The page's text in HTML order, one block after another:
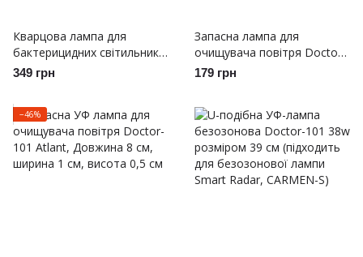
Кварцова лампа для
бактерицидних світильників
20W Doctor-101 (підходить
для Q-101)
349 грн
Запасна лампа для
очищувача повітря Doctor-
101 TURBO CLEAN
179 грн
−46%